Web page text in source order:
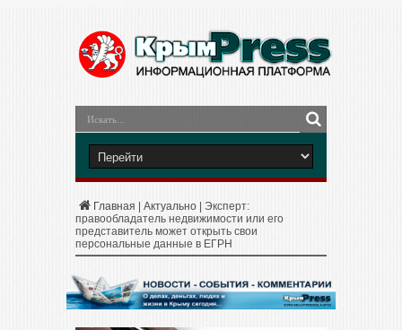
Главная Актуально
Эксперт:
правообладатель недвижимости или его
представитель может открыть свои
персональные данные в ЕГРН